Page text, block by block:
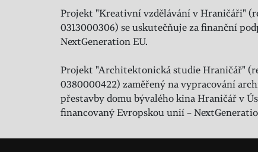
Projekt "Kreativní vzdělávání v Hraničáři"
0313000306) se uskutečňuje za finanční
NextGeneration EU.
Projekt "Architektonická studie Hraničář"
0380000422) zaměřený na vypracování
přestavby domu bývalého kina Hraničář v
financovaný Evropskou unií –